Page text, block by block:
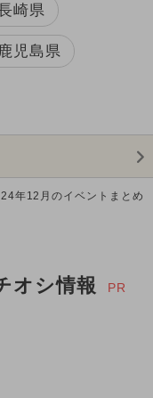
崎県
鹿児島県
年12月のイベントまとめ
オシ情報 PR